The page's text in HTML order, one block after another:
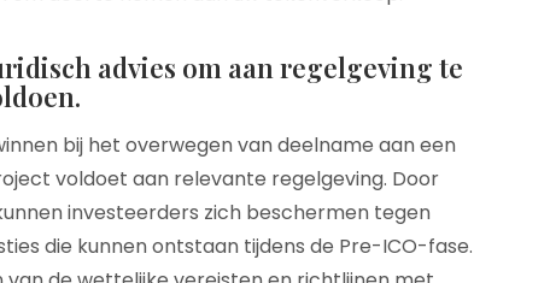
advies om aan regelgeving te
bij het overwegen van deelname aan een
voldoet aan relevante regelgeving. Door
investeerders zich beschermen tegen
die kunnen ontstaan tijdens de Pre-ICO-fase.